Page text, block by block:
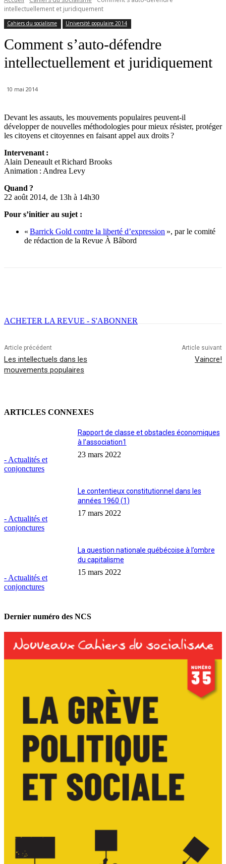
intellectuellement et juridiquement
Cahiers du socialisme Université populaire 2014
Comment s’auto-défendre
intellectuellement et juridiquement
10 mai 2014
Devant les assauts, les mouvements populaires peuvent-il
développer de nouvelles méthodologies pour mieux résister, protéger
les citoyens et citoyennes en faisant appel aux droits ?
Intervenant :
Alain Deneault et Richard Brooks
Animation : Andrea Levy
Quand ?
22 août 2014, de 13h à 14h30
Pour s’initier au sujet :
« Barrick Gold contre la liberté d’expression », par le comité
de rédaction de la Revue À Bâbord
ACHETER LA REVUE - S'ABONNER
Article précédent
Les intellectuels dans les
mouvements populaires
Article suivant
Vaincre!
ARTICLES CONNEXES
- Actualités et
conjonctures
Rapport de classe et obstacles économiques
à l’association1
23 mars 2022
- Actualités et
conjonctures
Le contentieux constitutionnel dans les
années 1960 (1)
17 mars 2022
- Actualités et
conjonctures
La question nationale québécoise à l’ombre
du capitalisme
15 mars 2022
Dernier numéro des NCS